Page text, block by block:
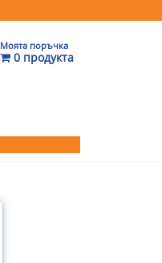
Моята поръчка
0 продукта